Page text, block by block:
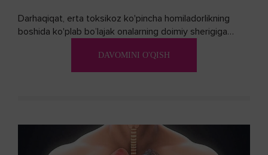
Darhaqiqat, erta toksikoz ko'pincha homiladorlikning
boshida ko'plab bo’lajak onalarning doimiy sherigiga
biron bir usuli bormi?DAVOMINI O'QISH